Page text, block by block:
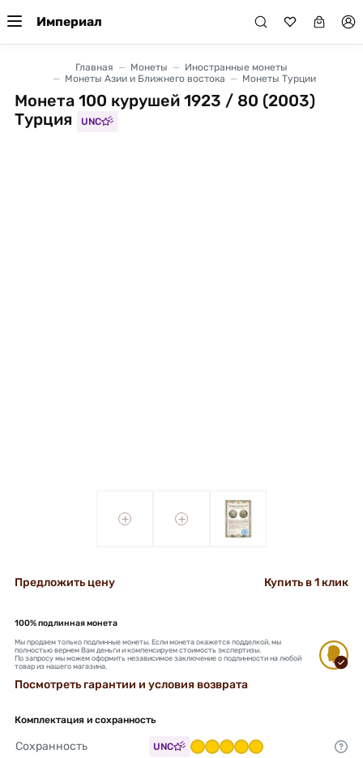
Империал
Главная Монеты
Иностранные монеты
Монеты Азии и Ближнего востока
Монеты Турции
Монета 100 курушей 1923 / 80 (2003)
Турция
UNC
+ +
Предложить цену Купить в 1 клик
100% подлинная монета
Мы продаем только подлинные монеты. Если монета окажется подделкой, мы
полностью вернем Вам деньги и компенсируем стоимость экспертизы.
По запросу мы можем оформить независимое заключение о подлинности на любой
товар из нашего магазина.
Посмотреть гарантии и условия возврата
Комплектация и сохранность
Сохранность UNC